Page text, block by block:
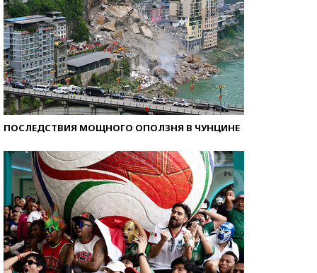
ПОСЛЕДСТВИЯ МОЩНОГО ОПОЛЗНЯ В ЧУНЦИНЕ